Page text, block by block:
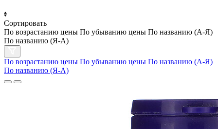
Сортировать
По возрастанию цены По убыванию цены По названию (А-Я)
По названию (Я-А)
По возрастанию цены По убыванию цены По названию (А-Я)
По названию (Я-А)